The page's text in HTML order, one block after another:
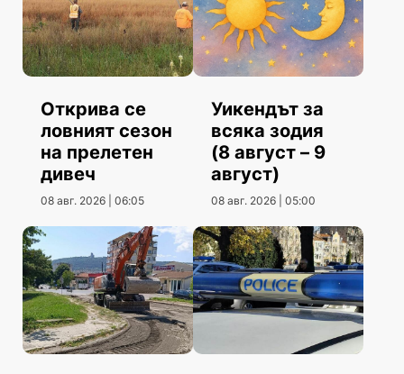
Открива се
ловният сезон
на прелетен
дивеч
08 авг. 2026 | 06:05
Уикендът за
всяка зодия
(8 август – 9
август)
08 авг. 2026 | 05:00